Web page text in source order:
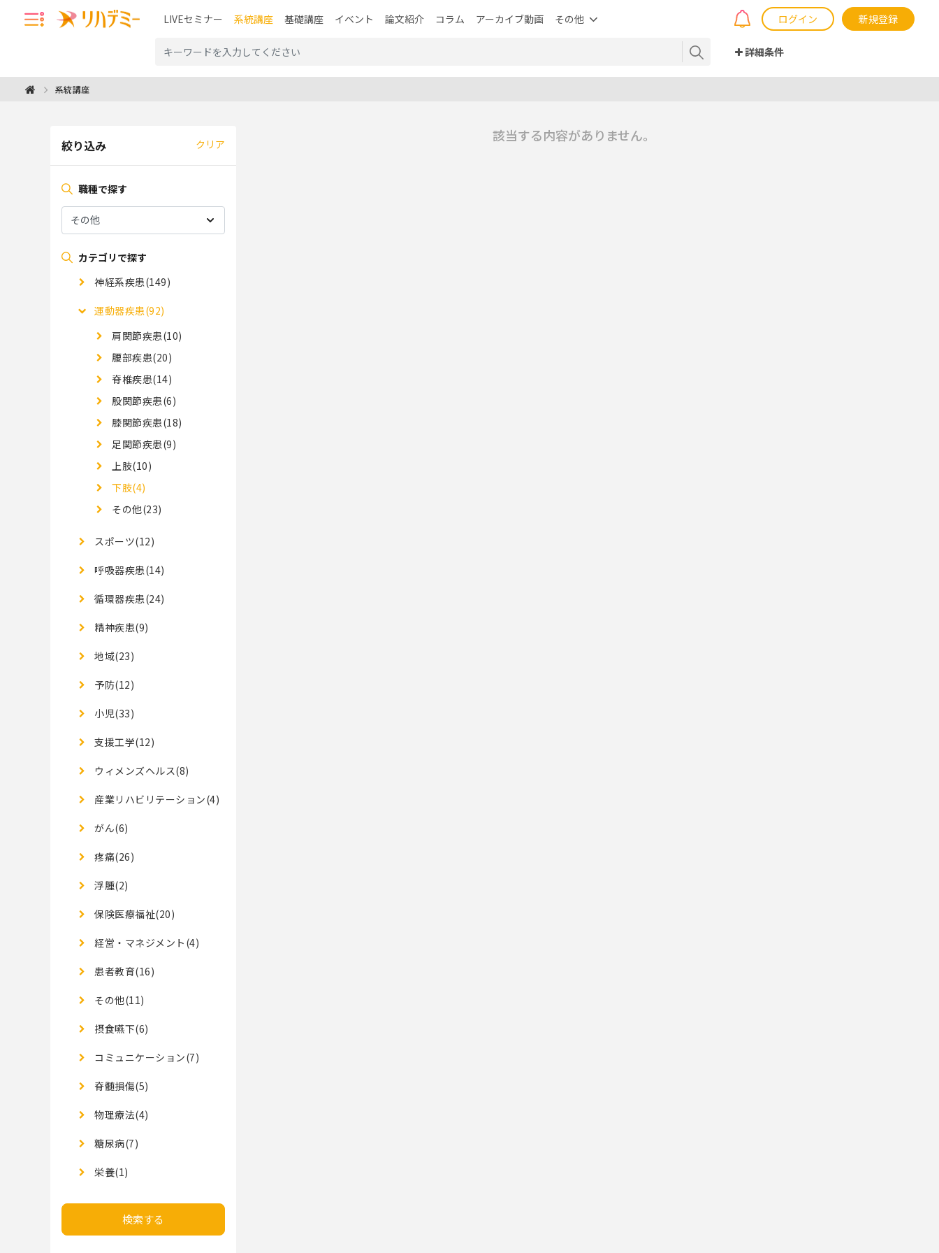
LIVEセミナー 系統講座 基礎講座 イベント 論文紹介 コラム アーカイブ動画 その他 ログイン 新規登録
詳細条件
系統講座
絞り込み クリア
職種で探す
カテゴリで探す
神経系疾患(149)
運動器疾患(92)
肩関節疾患(10)
腰部疾患(20)
脊椎疾患(14)
股関節疾患(6)
膝関節疾患(18)
足関節疾患(9)
上肢(10)
下肢(4)
その他(23)
スポーツ(12)
呼吸器疾患(14)
循環器疾患(24)
精神疾患(9)
地域(23)
予防(12)
小児(33)
支援工学(12)
ウィメンズヘルス(8)
産業リハビリテーション(4)
がん(6)
疼痛(26)
浮腫(2)
保険医療福祉(20)
経営・マネジメント(4)
患者教育(16)
その他(11)
摂食嚥下(6)
コミュニケーション(7)
脊髄損傷(5)
物理療法(4)
糖尿病(7)
栄養(1)
検索する
該当する内容がありません。